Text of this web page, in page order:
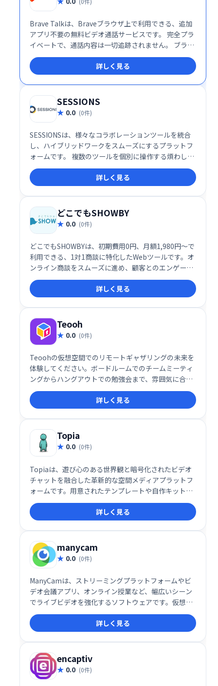
Brave Talkは、Braveブラウザ上で利用できる、追加
アプリ不要の無料ビデオ通話サービスです。 完全プラ
イベートで、通話内容は一切追跡されません。 ブラウ
ザだけで手軽に、安心してビデオ通話をお楽しみくだ
さい。
詳しく見る
SESSIONS
0.0 (0件)
SESSIONSは、様々なコラボレーションツールを統合
し、ハイブリッドワークをスムーズにするプラットフ
ォームです。 複数のツールを個別に操作する煩わしさ
を解消し、1つの場所で全てのコミュニケーションを
管理できます。 効率的な情報共有と円滑なチームワー
クを実現し、生産性の向上に貢献します。
詳しく見る
どこでもSHOWBY
0.0 (0件)
どこでもSHOWBYは、初期費用0円、月額1,980円～で
利用できる、1対1商談に特化したWebツールです。オ
ンライン商談をスムーズに進め、顧客とのエンゲージ
メントを高めます。手軽に導入でき、効率的な営業活
動を実現します。
詳しく見る
Teooh
0.0 (0件)
Teoohの仮想空間でのリモートギャザリングの未来を
体験してください。ボードルームでのチームミーティ
ングからハングアウトでの勉強会まで、雰囲気に合っ
た最適な部屋を選択してください。あなたが本当にお
互いの部屋にいるようにチャットしてください。
詳しく見る
Topia
0.0 (0件)
Topiaは、遊び心のある世界観と暗号化されたビデオ
チャットを融合した革新的な空間メディアプラットフ
ォームです。用意されたテンプレートや自作キット
で、自分だけの空間を簡単に構築可能。ディナー、ポ
ッドキャスト、コンサート、会議など、500以上のバ
ーチャル空間が利用可能です。あなただけの世界を創
造し、新たなコミュニケーション体験を創造しましょ
う。
詳しく見る
manycam
0.0 (0件)
ManyCamは、ストリーミングプラットフォームやビ
デオ会議アプリ、オンライン授業など、幅広いシーン
でライブビデオを強化するソフトウェアです。仮想背
景やエフェクトの追加、複数のカメラ切り替えなどの
高度な機能を搭載し、ビデオ通話や配信をより魅力的
に演出します。プロフェッショナルから初心者まで使
いやすい設計で、様々な用途に対応可能です。
詳しく見る
encaptiv
0.0 (0件)